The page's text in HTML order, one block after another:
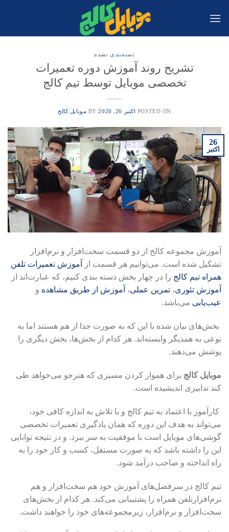
دسته‌بندی نشده
تشریح روند آموزش دوره تعمیرات
تخصصی موبایل توسط تیم کالج
POSTED ON اکتبر 26, 2020 BY موبایل کالج
26
اکتبر
آموزش مجموعه کالج از دو قسمت سخت‌افزار و نرم‌افزار
تشکیل شده است. می‌توانیم هر قسمت از
آموزش تعمیرات تلفن
همراه تیم کالج را در چهار بخش دسته بندی کنیم، که عبارت‌اند از
آموزش تئوری، تمرین عملی، آموزش از طریق مشاهده و
عیب‌یابی می‌باشد.
بخش‌های بیان شده با این که به صورت جدا از هم هستند اما به
نوعی به همدیگر وابسته‌اند. هر کدام از بخش‌ها، بخش دیگری را
پوشش می‌دهند.
موبایل کالج برای هموار کردن مسیری که هنرجو می‌خواهد طی
کند تدابیری اندیشیده‌ است.
کارآموز با اعتماد به تیم کالج و با تلاش به اندازه کافی خود،
می‌تواند به هدف این دوره‌ که همان یادگیری تعمیرات تخصصی
گوشی‌های موبایل است با موفقیت به سر ببرد. و در نتیجه توانایی
این را داشته باشد که به صورت مستقل، کسب و کار خود را به
راه انداخته و صاحب درآمد شود.
تیم کالج در سرفصل‌های آموزش خود هم سخت‌افزار و هم
نرم‌افزارتلفن همراه را پشتیبانی می‌کند. هر کدام از بخش‌های
سخت‌افزار و نرم‌افزار، زیرمجموعه‌های خود را خواهند داشت.